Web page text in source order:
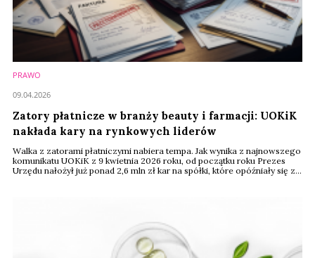
PRAWO
Zatory płatnicze w branży beauty i farmacji: UOKiK
nakłada kary na rynkowych liderów
Walka z zatorami płatniczymi nabiera tempa. Jak wynika z najnowszego
komunikatu UOKiK z 9 kwietnia 2026 roku, od początku roku Prezes
Urzędu nałożył już ponad 2,6 mln zł kar na spółki, które opóźniały się z
09.04.2026